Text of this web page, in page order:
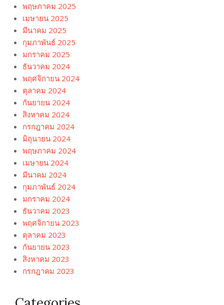
พฤษภาคม 2025
เมษายน 2025
มีนาคม 2025
กุมภาพันธ์ 2025
มกราคม 2025
ธันวาคม 2024
พฤศจิกายน 2024
ตุลาคม 2024
กันยายน 2024
สิงหาคม 2024
กรกฎาคม 2024
มิถุนายน 2024
พฤษภาคม 2024
เมษายน 2024
มีนาคม 2024
กุมภาพันธ์ 2024
มกราคม 2024
ธันวาคม 2023
พฤศจิกายน 2023
ตุลาคม 2023
กันยายน 2023
สิงหาคม 2023
กรกฎาคม 2023